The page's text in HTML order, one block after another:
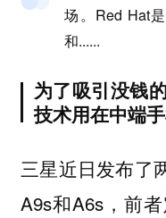
场。Red Hat
和......
为了吸引没钱
技术用在中端
三星近日发布
A9s和A6s，前